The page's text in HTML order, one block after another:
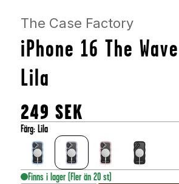
The Case Factory
iPhone 16 The
Lila
249 SEK
Färg: Lila
Finns i lager (Fler än 20 st)